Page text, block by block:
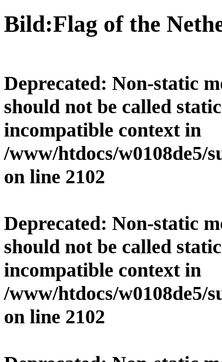
Bild:Flag of the
Deprecated: Non-static
should not be called
incompatible context in
/www/htdocs/w0108de5/
on line 2102
Deprecated: Non-static
should not be called
incompatible context in
/www/htdocs/w0108de5/
on line 2102